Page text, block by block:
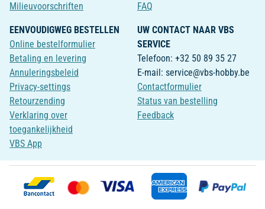
Milieuvoorschriften
FAQ
EENVOUDIGWEG BESTELLEN
Online bestelformulier
Betaling en levering
Annuleringsbeleid
Privacy-settings
Retourzending
Verklaring over
toegankelijkheid
VBS App
UW CONTACT NAAR VBS
SERVICE
Telefoon: +32 50 89 35 27
E-mail: service@vbs-hobby.be
Contactformulier
Status van bestelling
Feedback